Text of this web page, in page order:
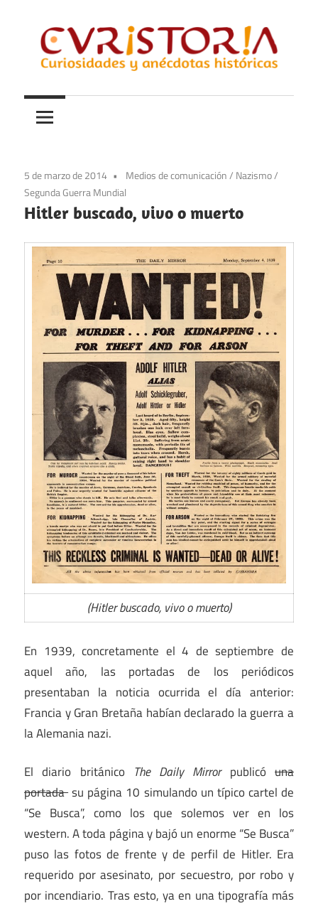
contenido
Curistoria
y
anécdotas
historia
5 de marzo de 2014 Medios de comunicación/ Nazismo/
Segunda Guerra Mundial
Hitler buscado, vivo o muerto
(Hitler buscado, vivo o muerto)
En 1939, concretamente el 4 de septiembre de
aquel año, las portadas de los periódicos
presentaban la noticia ocurrida el día anterior:
Francia y Gran Bretaña habían declarado la guerra a
la Alemania nazi.
El diario británico The Daily Mirrorpublicóuna
portadasu página 10 simulando un típico cartel de
“Se Busca”, como los que solemos ver en los
western. A toda página y bajó un enorme “Se Busca”
puso las fotos de frente y de perfil de Hitler. Era
requerido por asesinato, por secuestro, por robo y
por incendiario. Tras esto, ya en una tipografía más